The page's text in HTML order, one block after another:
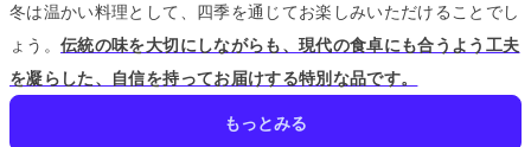
冬は温かい料理として、四季を通じてお楽しみいただけることでし
ょう。伝統の味を大切にしながらも、現代の食卓にも合うよう工夫
を凝らした、自信を持ってお届けする特別な品です。
もっとみる